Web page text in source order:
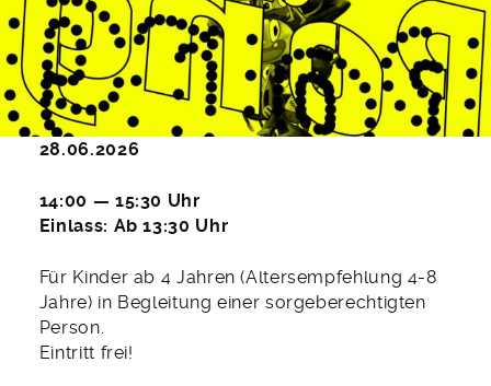
28.06.2026
14:00 — 15:30 Uhr
Einlass: Ab 13:30 Uhr
Für Kinder ab 4 Jahren (Altersempfehlung 4-8
Jahre) in Begleitung einer sorgeberechtigten
Person.
Eintritt frei!